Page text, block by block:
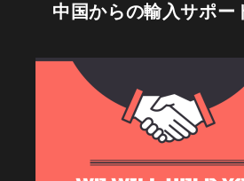
中国からの輸入サポー